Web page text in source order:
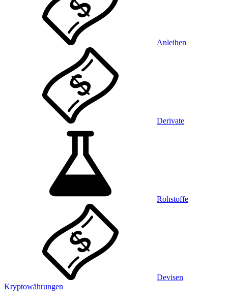
Anleihen
Derivate
Rohstoffe
Devisen
Kryptowährungen